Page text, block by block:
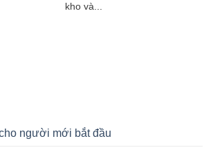
kho và...
người mới bắt đầu